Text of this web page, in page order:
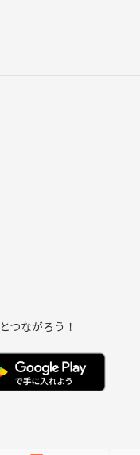
とつながろう！